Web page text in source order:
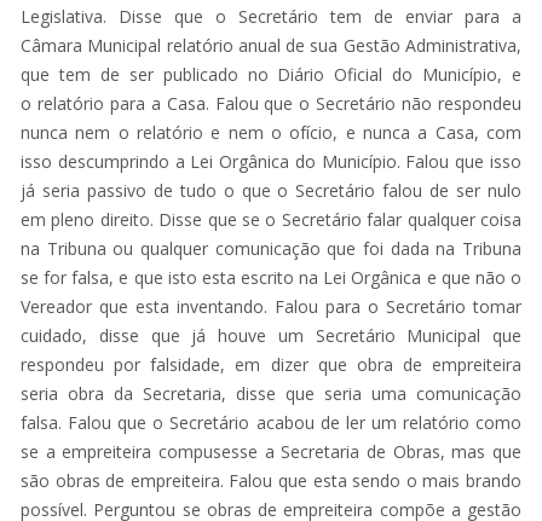
Legislativa. Disse que o Secretário tem de enviar para a
Câmara Municipal relatório anual de sua Gestão Administrativa,
que tem de ser publicado no Diário Oficial do Município, e
o relatório para a Casa. Falou que o Secretário não respondeu
nunca nem o relatório e nem o ofício, e nunca a Casa, com
isso descumprindo a Lei Orgânica do Município. Falou que isso
já seria passivo de tudo o que o Secretário falou de ser nulo
em pleno direito. Disse que se o Secretário falar qualquer coisa
na Tribuna ou qualquer comunicação que foi dada na Tribuna
se for falsa, e que isto esta escrito na Lei Orgânica e que não o
Vereador que esta inventando. Falou para o Secretário tomar
cuidado, disse que já houve um Secretário Municipal que
respondeu por falsidade, em dizer que obra de empreiteira
seria obra da Secretaria, disse que seria uma comunicação
falsa. Falou que o Secretário acabou de ler um relatório como
se a empreiteira compusesse a Secretaria de Obras, mas que
são obras de empreiteira. Falou que esta sendo o mais brando
possível. Perguntou se obras de empreiteira compõe a gestão